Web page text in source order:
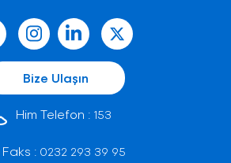
Bize Ulaşın
Him Telefon : 153
Faks : 0232 293 39 95